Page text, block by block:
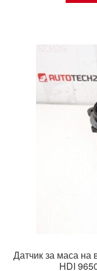
Датчик за маса на
HDI